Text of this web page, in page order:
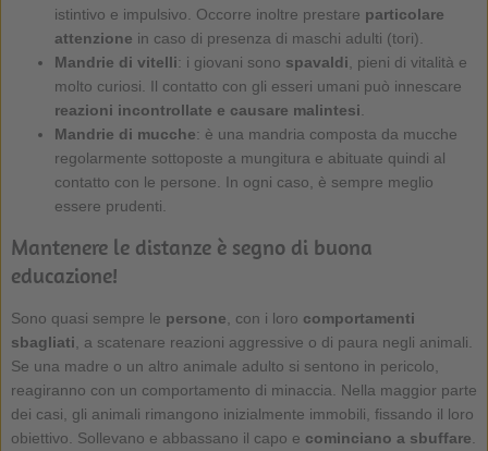
istintivo e impulsivo. Occorre inoltre prestare particolare
attenzione in caso di presenza di maschi adulti (tori).
Mandrie di vitelli: i giovani sono spavaldi , pieni di vitalità e
molto curiosi. Il contatto con gli esseri umani può innescare
reazioni incontrollate e causare malintesi
Mandrie di mucche: è una mandria composta da mucche
regolarmente sottoposte a mungitura e abituate quindi al
contatto con le persone. In ogni caso, è sempre meglio
essere prudenti.
Mantenere le distanze è segno di buona
educazione!
Sono quasi sempre le persone , con i loro comportamenti
sbagliati , a scatenare reazioni aggressive o di paura negli animali.
Se una madre o un altro animale adulto si sentono in pericolo,
reagiranno con un comportamento di minaccia. Nella maggior parte
dei casi, gli animali rimangono inizialmente immobili, fissando il loro
obiettivo. Sollevano e abbassano il capo e cominciano a sbuffare